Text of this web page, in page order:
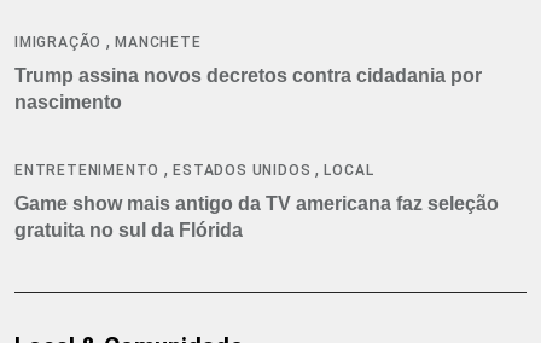
IMIGRAÇÃO ,MANCHETE
Trump assina novos decretos contra cidadania por
nascimento
ENTRETENIMENTO ,ESTADOS UNIDOS ,LOCAL
Game show mais antigo da TV americana faz seleção
gratuita no sul da Flórida